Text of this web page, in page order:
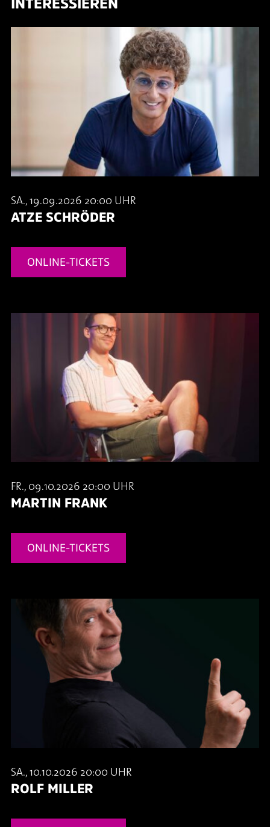
INTERESSIEREN
SA., 19.09.2026 20:00 UHR
ATZE SCHRÖDER
ONLINE-TICKETS
FR., 09.10.2026 20:00 UHR
MARTIN FRANK
ONLINE-TICKETS
SA., 10.10.2026 20:00 UHR
ROLF MILLER